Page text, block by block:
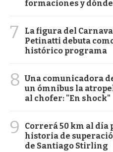
formaciones y
7
La figura del
Petinatti debuta
histórico programa
8 Una comunicadora
un ómnibus la
al chofer: "En shock"
9
Correrá 50 km al día
historia de
de Santiago Stirling